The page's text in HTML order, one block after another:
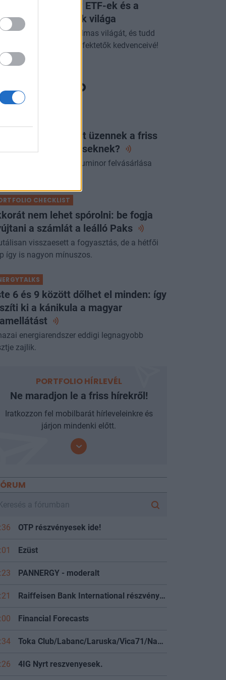
vagy okosság? ETF-ek és a
befektetések világa
fel az ETF-ek izgalmas világát, és tudd
miért válhatnak a befektetők kedvenceivé!
az OTP: mit üzennek a friss
arészvényeseknek?
az első beszámoló a Luminor felvásárlása
CHECKLIST
nem lehet spórolni: be fogja
a számlát a leálló Paks
visszaesett a fogyasztás, de a hétfői
így is nagyon mínuszos.
6 és 9 között dőlhet el minden: így
ki a kánikula a magyar
energiarendszer eddigi legnagyobb
zajlik.
PORTFOLIO HÍRLEVÉL
Ne maradjon le a friss hírekről!
Iratkozzon fel mobilbarát hírleveleinkre és
járjon mindenki előtt.
OTP részvényesek ide!
Ezüst
PANNERGY - moderalt
Raiffeisen Bank International részvényesek
Financial Forecasts
Toka Club/Labanc/Laruska/Vica71/Nacky/Bpali/Oldrider/Josefernando/Mcbull/Kawaszabi
4IG Nyrt reszvenyesek.